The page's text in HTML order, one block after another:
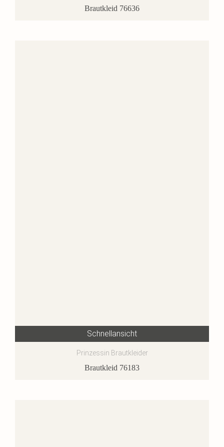
Brautkleid 76636
Schnellansicht
Prinzessin Brautkleider
Brautkleid 76183